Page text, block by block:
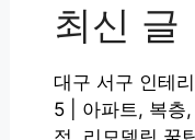
최신 글
대구 서구 인테
5 | 아파트, 복층